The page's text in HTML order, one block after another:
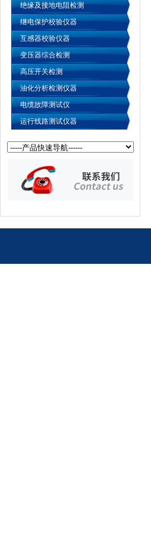
绝缘及接地电阻检测
继电保护校验仪器
互感器校验仪器
变压器综合检测
高压开关检测
油化分析检测仪器
电缆故障测试仪
运行线路测试仪器